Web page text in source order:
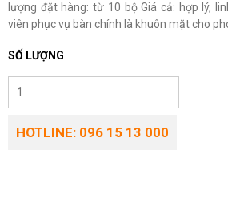
lượng đặt hàng: từ 10 bộ Giá cả: hợp lý,
viên phục vụ bàn chính là khuôn mặt cho
SỐ LƯỢNG
HOTLINE: 096 15 13 000